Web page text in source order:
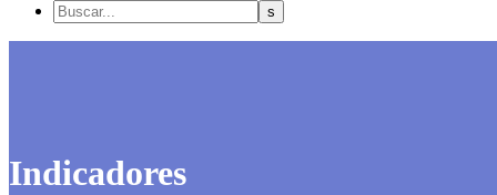
Indicadores